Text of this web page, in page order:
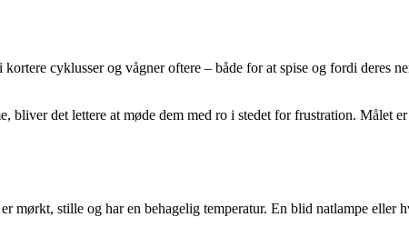
cyklusser og vågner oftere – både for at spise og fordi deres
bliver det lettere at møde dem med ro i stedet for frustration. Målet
mørkt, stille og har en behagelig temperatur. En blid natlampe